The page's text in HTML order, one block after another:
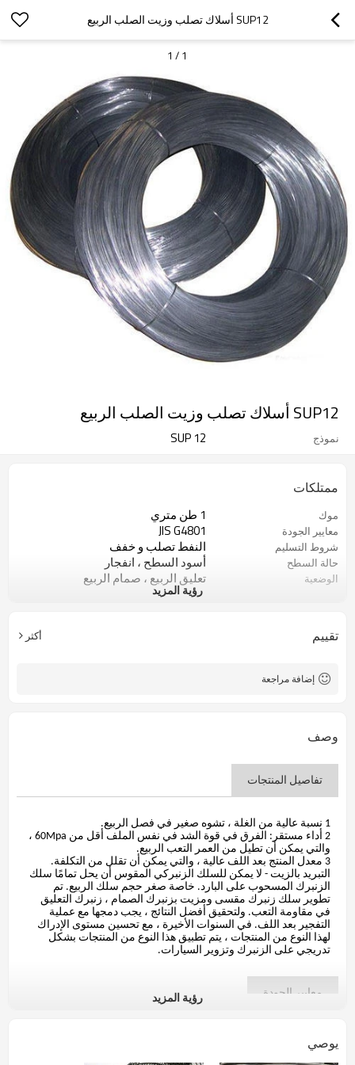
SUP12 أسلاك تصلب وزيت الصلب الربيع
1
/
1
SUP12 أسلاك تصلب وزيت الصلب الربيع
نموذج SUP 12
ممتلكات
موك 1 طن متري
معايير الجودة JIS G4801
شروط التسليم النفط تصلب و خفف
حالة السطح أسود السطح ، انفجار
الوضعية تعليق الربيع ، صمام الربيع
خلال 30 يوما
رؤية المزيد
تقييم أكثر
إضافة مراجعة
وصف
تفاصيل المنتجات
1 نسبة عالية من الغلة ، تشوه صغير في فصل الربيع.
2 أداء مستقر: الفرق في قوة الشد في نفس الملف أقل من 60Mpa ،
والتي يمكن أن تطيل من العمر التعب الربيع.
3 معدل المنتج بعد اللف عالية ، والتي يمكن أن تقلل من التكلفة.
التبريد بالزيت - لا يمكن للسلك الزنبركي المقوس أن يحل تمامًا سلك
الزنبرك المسحوب على البارد. خاصة صغر حجم سلك الربيع. تم
تطوير سلك زنبرك مقسى ومزيت بزنبرك الصمام ، زنبرك التعليق
في مقاومة التعب. ولتحقيق أفضل النتائج ، يجب دمجها مع عملية
التفجير بعد اللف. في السنوات الأخيرة ، مع تحسين مستوى الإدراك
لهذا النوع من المنتجات ، يتم تطبيق هذا النوع من المنتجات بشكل
تدريجي على الزنبرك وتزوير السيارات.
معايير الجودة رؤية المزيد
يوصي